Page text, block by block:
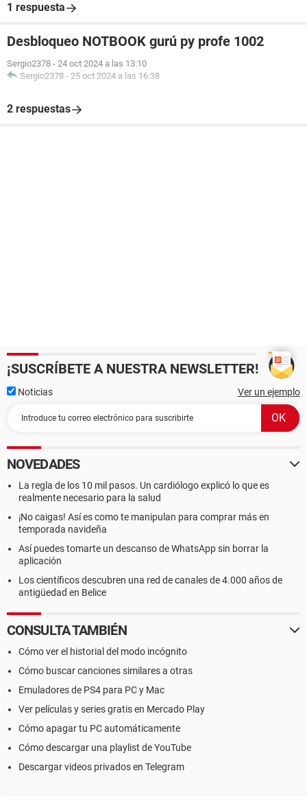
1 respuesta
Desbloqueo NOTBOOK gurú py profe 1002
Sergio2378 - 24 oct 2024 a las 13:10
Sergio2378 - 25 oct 2024 a las 16:38
2 respuestas
¡SUSCRÍBETE A NUESTRA NEWSLETTER!
Noticias Ver un ejemplo
NOVEDADES
La regla de los 10 mil pasos. Un cardiólogo explicó lo que es
realmente necesario para la salud
¡No caigas! Así es como te manipulan para comprar más en
temporada navideña
Así puedes tomarte un descanso de WhatsApp sin borrar la
aplicación
Los científicos descubren una red de canales de 4.000 años de
antigüedad en Belice
CONSULTA TAMBIÉN
Cómo ver el historial del modo incógnito
Cómo buscar canciones similares a otras
Emuladores de PS4 para PC y Mac
Ver películas y series gratis en Mercado Play
Cómo apagar tu PC automáticamente
Cómo descargar una playlist de YouTube
Descargar videos privados en Telegram